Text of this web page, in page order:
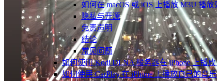
如何在 macOS 或 iOS 上播放 M3U 播放
隐私与开源
免责声明
结论
常见问题
如何使用 Kodi DLNA 服务器在 iPhone 上播
如何使用 CarPlay 在 iPhone 上播放自己的音乐